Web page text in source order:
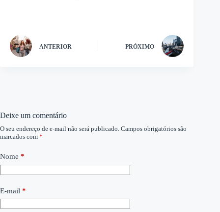
ANTERIOR PRÓXIMO
Deixe um comentário
O seu endereço de e-mail não será publicado. Campos obrigatórios são
marcados com *
Nome *
E-mail *